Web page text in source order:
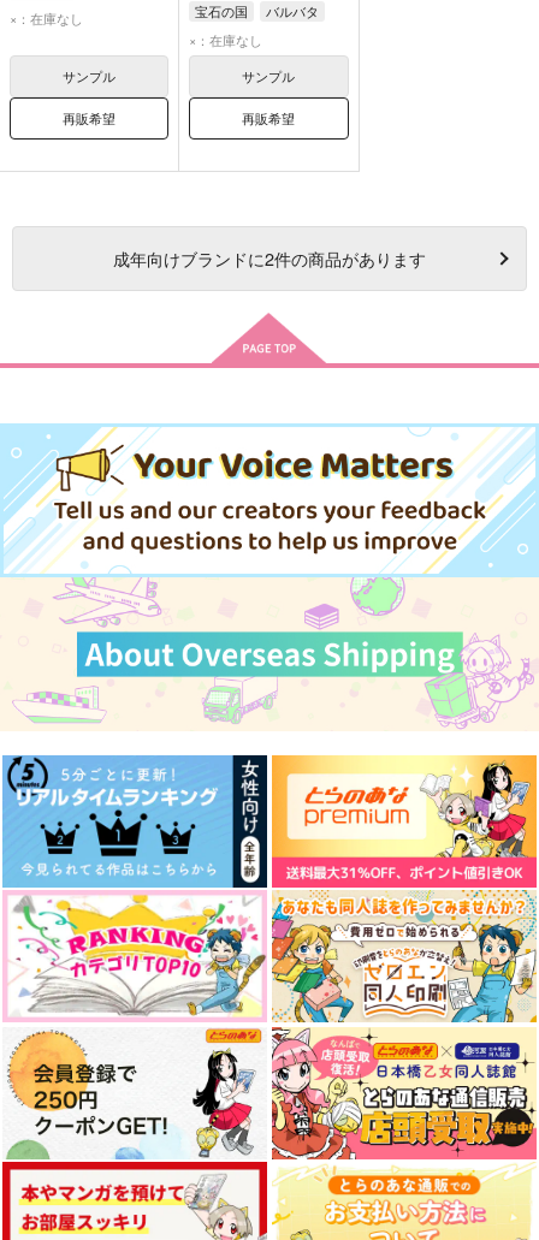
×：在庫なし
サンプル
再販希望
宝石の国
バルバタ
×：在庫なし
サンプル
再販希望
成年向けブランドに2件の商品があります